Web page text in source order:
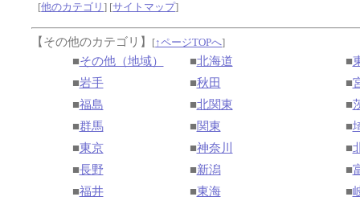
[他のカテゴリ] [サイトマップ]
【その他のカテゴリ】 [↑ページTOPへ]
■その他（地域） ■北海道 ■
■岩手 ■秋田 ■
■福島 ■北関東 ■
■群馬 ■関東 ■
■東京 ■神奈川 ■
■長野 ■新潟 ■
■福井 ■東海 ■